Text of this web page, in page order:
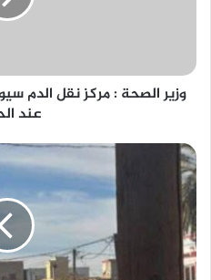
وزير الصحة : مركز نقل الدم
عند